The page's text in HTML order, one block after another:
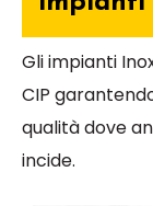
Gli impianti
CIP
qualità dove
incide.